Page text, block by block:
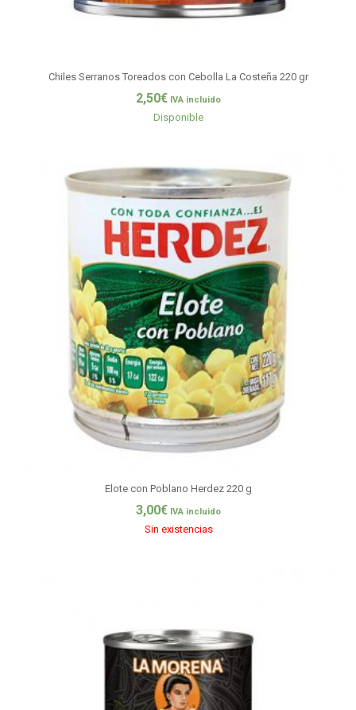
Chiles Serranos Toreados con Cebolla La Costeña 220 gr
2,50€ IVA incluido
Disponible
Elote con Poblano Herdez 220 g
3,00€ IVA incluido
Sin existencias